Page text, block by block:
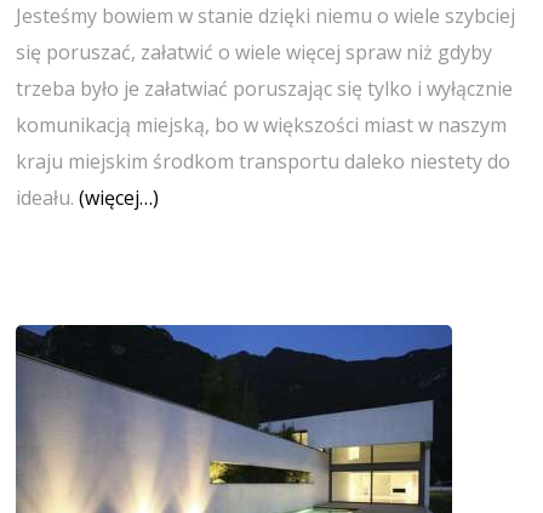
Jesteśmy bowiem w stanie dzięki niemu o wiele szybciej
się poruszać, załatwić o wiele więcej spraw niż gdyby
trzeba było je załatwiać poruszając się tylko i wyłącznie
komunikacją miejską, bo w większości miast w naszym
kraju miejskim środkom transportu daleko niestety do
ideału.(więcej…)